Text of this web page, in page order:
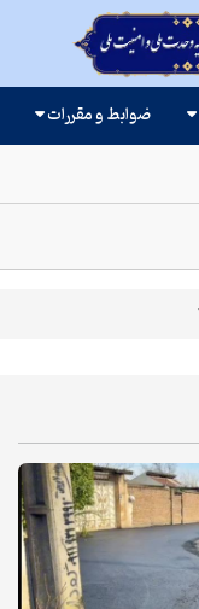
ضوابط و مقررات